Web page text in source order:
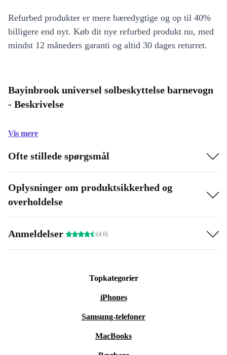
Refurbed produkter er mere bæredygtige og op til 40%
billigere end nyt. Køb dit nye refurbed produkt nu, med
mindst 12 måneders garanti og altid 30 dages returret.
Bayinbrook universel solbeskyttelse barnevogn
- Beskrivelse
Vis mere
Ofte stillede spørgsmål
Oplysninger om produktsikkerhed og
overholdelse
Anmeldelser (4.6)
Topkategorier
iPhones
Samsung-telefoner
MacBooks